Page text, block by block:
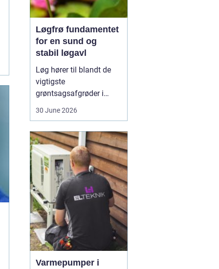
Løgfrø fundamentet
for en sund og
stabil løgavl
Løg hører til blandt de
vigtigste
grøntsagsafgrøder i
ensartet løg ligger et
veludvikletLøgfrø, som
er tilpasset klima,
jordtype og
dyrkningssy...
30 June 2026
Varmepumper i